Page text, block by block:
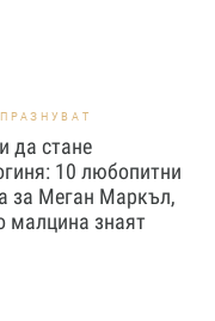
да стане
10 любопитни
за Меган Маркъл,
малцина знаят